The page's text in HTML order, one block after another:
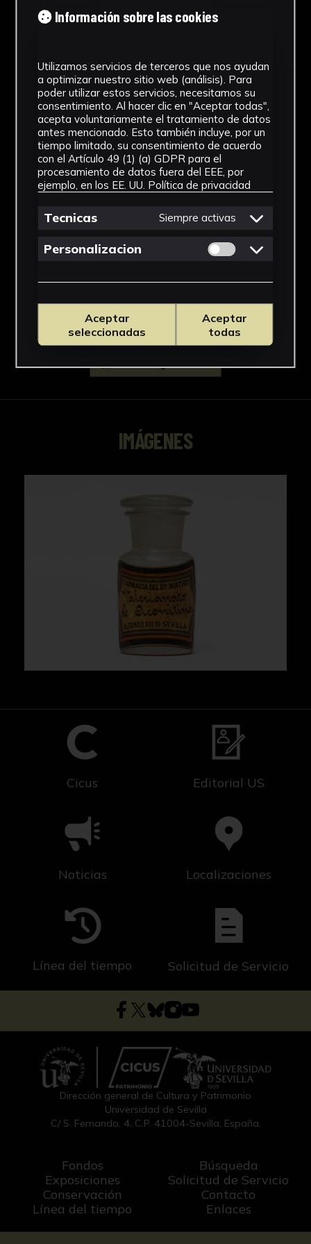
Tipología
Cronología
SF
Materiales
Vidrio
Ubicación
Facultad de Farmacia
Ver más
Descargar Ficha
IMÁGENES
Cicus Editorial US
Noticias Localizaciones
Línea del tiempo Solicitud de Servicio
Dirección general de Cultura y Patrimonio
Universidad de Sevilla
C/ S. Fernando, 4, C.P. 41004-Sevilla, España.
Fondos
Exposiciones
Conservación
Línea del tiempo
Búsqueda
Solicitud de Servicio
Contacto
Enlaces
Información sobre las cookies
Utilizamos servicios de terceros que nos ayudan
a optimizar nuestro sitio web (análisis). Para
poder utilizar estos servicios, necesitamos su
consentimiento. Al hacer clic en "Aceptar todas",
acepta voluntariamente el tratamiento de datos
antes mencionado. Esto también incluye, por un
tiempo limitado, su consentimiento de acuerdo
con el Artículo 49 (1) (a) GDPR para el
procesamiento de datos fuera del EEE, por
ejemplo, en los EE. UU. Política de privacidad
Tecnicas Siempre activas
Personalizacion Permitir cookies
Aceptar
seleccionadas
Aceptar
todas